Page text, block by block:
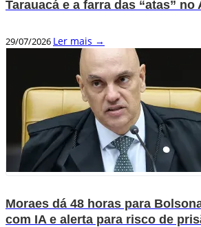
Tarauacá e a farra das “atas” no
29/07/2026 Ler mais →
Moraes dá 48 horas para
com IA e alerta para risco de